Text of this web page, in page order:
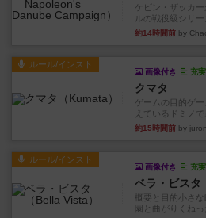
ケビン・ザッカ
ルの戦役級シリー
約14時間前 by
ルール/インスト
画像付き 充実
クマタ
ゲームの目的ゲ
えているドミノで
約15時間前 by
ルール/インスト
画像付き 充実
ベラ・ビスタ
概要と目的小さ
園と曲がりくねっ